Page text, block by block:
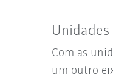
Unidades
Com as
um outro